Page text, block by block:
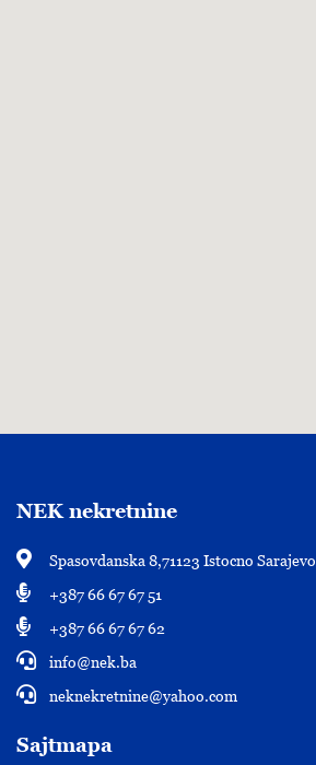
NEK nekretnine
Spasovdanska 8,71123 Istocno Sarajevo
+387 66 67 67 51
+387 66 67 67 62
info@nek.ba
neknekretnine@yahoo.com
Sajtmapa